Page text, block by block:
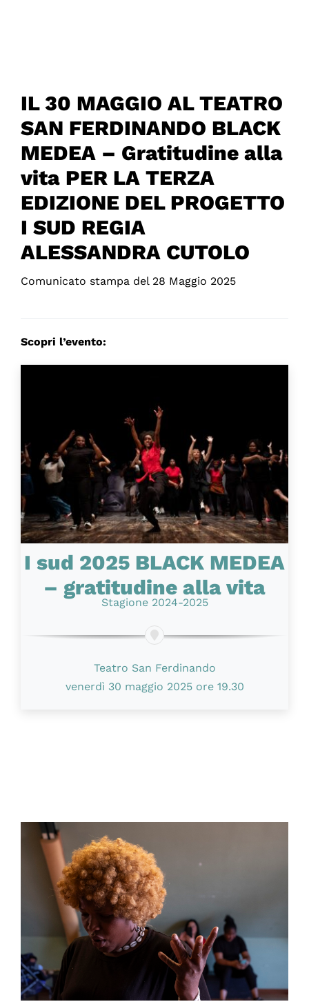
IL 30 MAGGIO AL TEATRO
SAN FERDINANDO BLACK
MEDEA – Gratitudine alla
vita PER LA TERZA
EDIZIONE DEL PROGETTO
I SUD REGIA
ALESSANDRA CUTOLO
Comunicato stampa del 28 Maggio 2025
Scopri l’evento:
I sud 2025 BLACK MEDEA
– gratitudine alla vita
Stagione 2024-2025
Teatro San Ferdinando
venerdì 30 maggio 2025 ore 19.30